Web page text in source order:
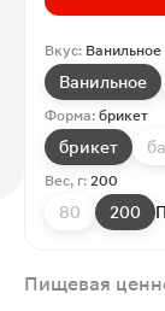
Вкус: Ванильное
Ванильное
Форма: брикет
брикет
Вес, г: 200
80 200
Пищевая